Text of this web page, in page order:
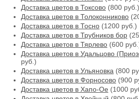
Доставка цветов в Токсово (800 руб.)
Доставка цветов в Толоконниково
Доставка цветов в Тосно (1200 руб.)
Доставка цветов в Трубников бор
Доставка цветов в Тярлево (600
Доставка цветов в Удальцово
руб.)
Доставка цветов в Ульяновка (800
Доставка цветов в Форносово (900
Доставка цветов в Хапо-Ое (1000